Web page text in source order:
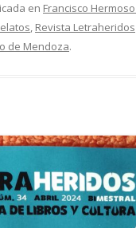
en Francisco
, Revista Letraheridos
de Mendoza.